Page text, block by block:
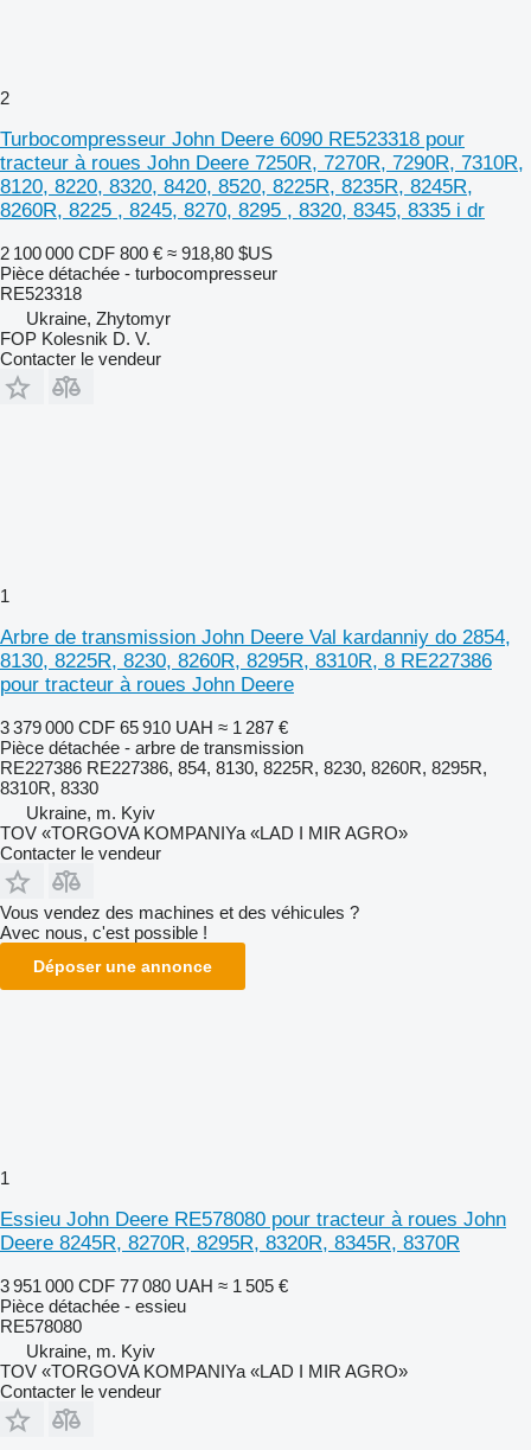
2
Turbocompresseur John Deere 6090 RE523318 pour
tracteur à roues John Deere 7250R, 7270R, 7290R, 7310R,
8120, 8220, 8320, 8420, 8520, 8225R, 8235R, 8245R,
8260R, 8225 , 8245, 8270, 8295 , 8320, 8345, 8335 i dr
2 100 000 CDF 800 € ≈ 918,80 $US
Pièce détachée - turbocompresseur
RE523318
Ukraine, Zhytomyr
FOP Kolesnik D. V.
Contacter le vendeur
1
Arbre de transmission John Deere Val kardanniy do 2854,
8130, 8225R, 8230, 8260R, 8295R, 8310R, 8 RE227386
pour tracteur à roues John Deere
3 379 000 CDF 65 910 UAH ≈ 1 287 €
Pièce détachée - arbre de transmission
RE227386 RE227386, 854, 8130, 8225R, 8230, 8260R, 8295R,
8310R, 8330
Ukraine, m. Kyiv
TOV «TORGOVA KOMPANIYa «LAD I MIR AGRO»
Contacter le vendeur
Vous vendez des machines et des véhicules ?
Avec nous, c'est possible !
Déposer une annonce
1
Essieu John Deere RE578080 pour tracteur à roues John
Deere 8245R, 8270R, 8295R, 8320R, 8345R, 8370R
3 951 000 CDF 77 080 UAH ≈ 1 505 €
Pièce détachée - essieu
RE578080
Ukraine, m. Kyiv
TOV «TORGOVA KOMPANIYa «LAD I MIR AGRO»
Contacter le vendeur